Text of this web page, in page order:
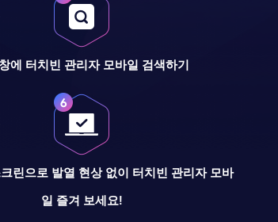
에 터치빈 관리자 모바일 검색하기
린으로 발열 현상 없이 터치빈 관리자 모바
일 즐겨 보세요!